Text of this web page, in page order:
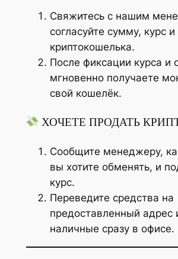
Свяжитесь с нашим
согласуйте сумму, курс
криптокошелька.
После фиксации курса и
мгновенно получаете
свой кошелёк.
ХОЧЕТЕ ПРОДАТЬ
Сообщите менеджеру,
вы хотите обменять, и
курс.
Переведите средства на
предоставленный адрес
наличные сразу в офисе.